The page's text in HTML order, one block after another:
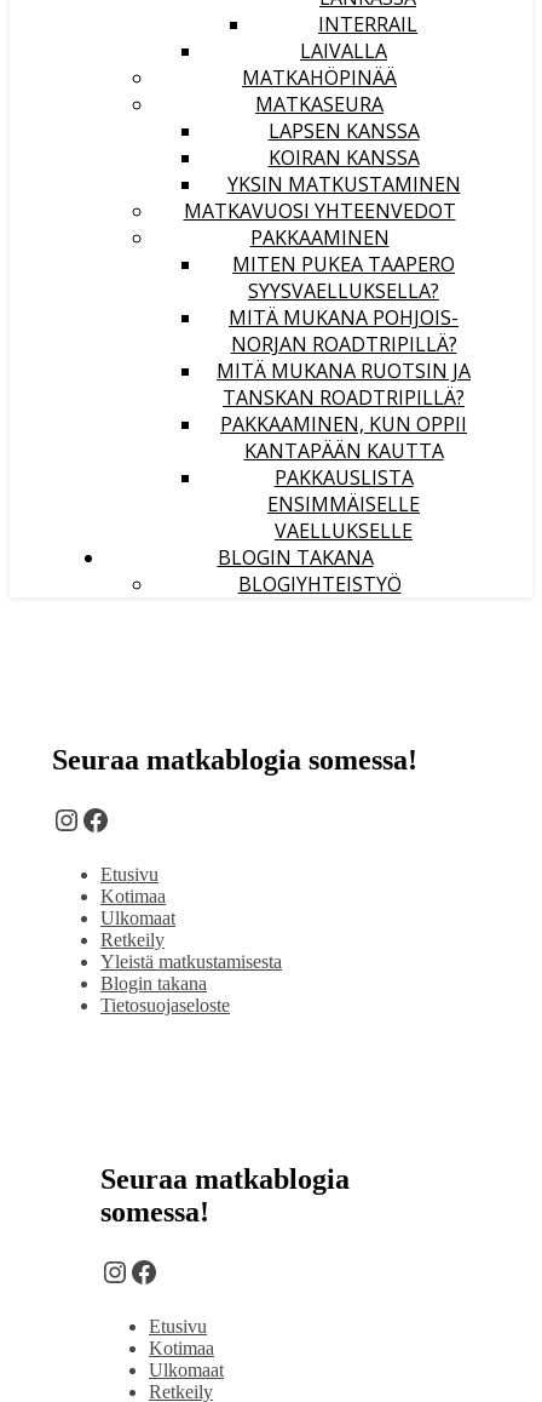
INTERRAIL
LAIVALLA
MATKAHÖPINÄÄ
MATKASEURA
LAPSEN KANSSA
KOIRAN KANSSA
YKSIN MATKUSTAMINEN
MATKAVUOSI YHTEENVEDOT
PAKKAAMINEN
MITEN PUKEA TAAPERO
SYYSVAELLUKSELLA?
MITÄ MUKANA POHJOIS-
NORJAN ROADTRIPILLÄ?
MITÄ MUKANA RUOTSIN JA
TANSKAN ROADTRIPILLÄ?
PAKKAAMINEN, KUN OPPII
KANTAPÄÄN KAUTTA
PAKKAUSLISTA
ENSIMMÄISELLE
VAELLUKSELLE
BLOGIN TAKANA
BLOGIYHTEISTYÖ
Seuraa matkablogia somessa!
Instagram
Facebook
Etusivu
Kotimaa
Ulkomaat
Retkeily
Yleistä matkustamisesta
Blogin takana
Tietosuojaseloste
Seuraa matkablogia
somessa!
Instagram
Facebook
Etusivu
Kotimaa
Ulkomaat
Retkeily